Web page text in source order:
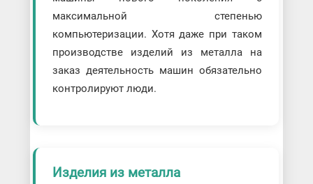
максимальной степенью
компьютеризации. Хотя даже при таком
производстве изделий из металла на
заказ деятельность машин обязательно
контролируют люди.
Изделия из металла